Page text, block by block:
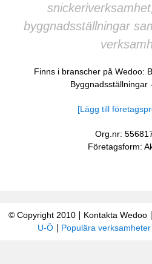
byggnadsställningar
Finns i branscher på Wedoo:
Byggnadsställningar -
[Lägg till
Org.nr:
Företagsform:
© Copyright 2010 Kontakta Wedoo
U-Ö
Populära verksamheter